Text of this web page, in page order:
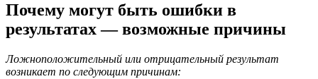
Почему могут быть ошибки в
результатах — возможные причины
Ложноположительный или отрицательный результат
возникает по следующим причинам: